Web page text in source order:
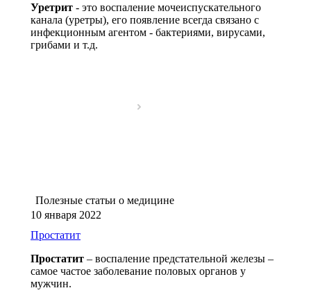
Уретрит - это воспаление мочеиспускательного
канала (уретры), его появление всегда связано с
инфекционным агентом - бактериями, вирусами,
грибами и т.д.
Полезные статьи о медицине
10 января 2022
Простатит
Простатит – воспаление предстательной железы –
самое частое заболевание половых органов у
мужчин.